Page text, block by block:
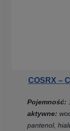
COSRX –
Pojemność:
aktywne:
pantenol,